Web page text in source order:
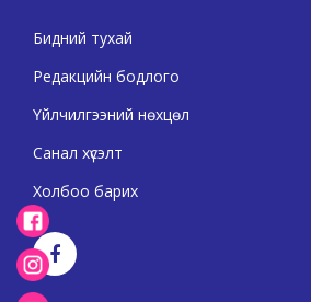
Бидний тухай
Редакцийн бодлого
Үйлчилгээний нөхцөл
Санал хүсэлт
Холбоо барих